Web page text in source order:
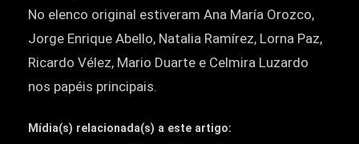
No elenco original estiveram Ana María Orozco,
Jorge Enrique Abello, Natalia Ramírez, Lorna Paz,
Ricardo Vélez, Mario Duarte e Celmira Luzardo
nos papéis principais.
Mídia(s) relacionada(s) a este artigo: